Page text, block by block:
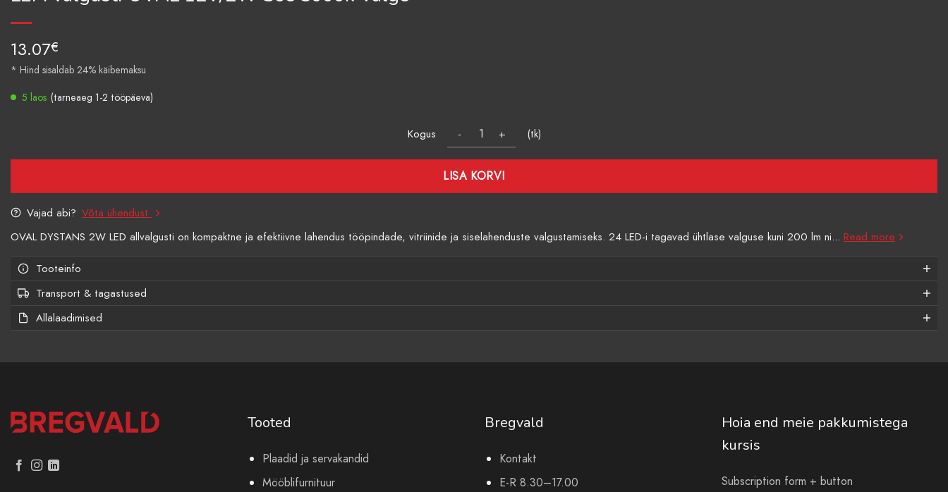
13.07€
* Hind sisaldab 24% käibemaksu
5 laos (tarneaeg 1-2 tööpäeva)
Kogus (tk)
LISA KORVI
Vajad abi? Võta ühendust
OVAL DYSTANS 2W LED allvalgusti on kompaktne ja efektiivne lahendus tööpindade, vitriinide ja siselahenduste valgustamiseks. 24 LED-i tagavad ühtlase valguse kuni 200 lm ni... Read more
Tooteinfo
Transport & tagastused
Allalaadimised
Tooted
Plaadid ja servakandid
Mööblifurnituur
Bregvald
Kontakt
E-R 8.30–17.00
Hoia end meie pakkumistega
kursis
Subscription form + button